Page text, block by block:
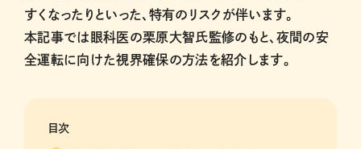
すくなったりといった、特有のリスクが伴います。
本記事では眼科医の栗原大智氏監修のもと、夜間の安
全運転に向けた視界確保の方法を紹介します。
目次